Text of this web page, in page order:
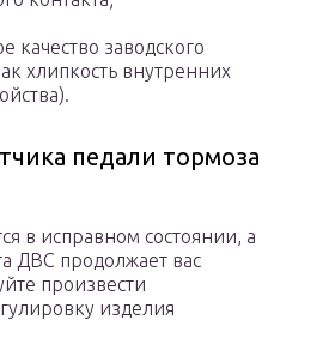
качество заводского
хлипкость внутренних
педали тормоза
в исправном состоянии, а
ДВС продолжает вас
произвести
изделия